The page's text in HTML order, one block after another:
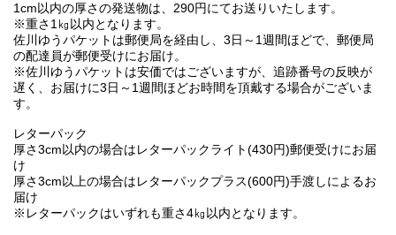
1cm以内の厚さの発送物は、290円にてお送りいたします。
※重さ1㎏以内となります。
佐川ゆうパケットは郵便局を経由し、3日～1週間ほどで、郵便局
の配達員が郵便受けにお届け。
※佐川ゆうパケットは安価ではございますが、追跡番号の反映が
遅く、お届けに3日～1週間ほどお時間を頂戴する場合がございま
す。
レターパック
厚さ3cm以内の場合はレターパックライト(430円)郵便受けにお届
け
厚さ3cm以上の場合はレターパックプラス(600円)手渡しによるお
届け
※レターパックはいずれも重さ4㎏以内となります。